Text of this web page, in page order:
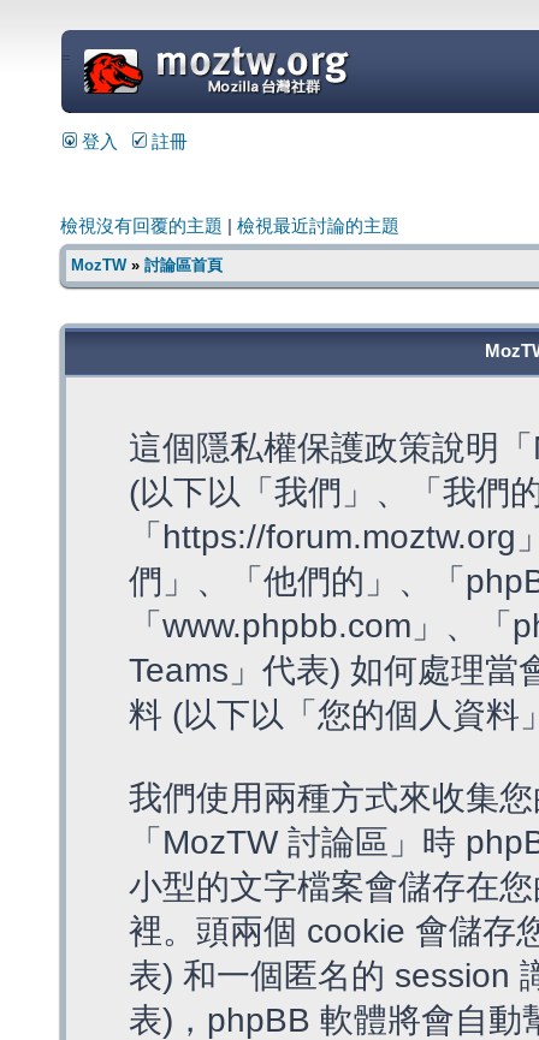
=
登入 註冊
檢視沒有回覆的主題 檢視最近討論的主題
MozTW» 討論區首頁
這個隱私權保護政策說明
(以下以「我們」、「我們
「https://
們」、「他們的」、「
「www.phpbb.com」、
Teams」代表) 如何處理當
料 (以下以「您的個人資料
我們使用兩種方式來收集
「MozTW 討論區」時
小型的文字檔案會儲存在
裡。頭兩個 cookie 會儲存
表) 和一個匿名的 session
表)，phpBB 軟體將會自動